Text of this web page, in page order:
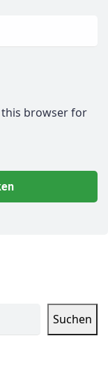
this browser for
Suchen